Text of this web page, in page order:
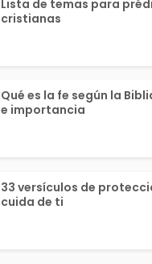
Lista de temas para
cristianas
Qué es la fe según la
e importancia
33 versículos de
cuida de ti